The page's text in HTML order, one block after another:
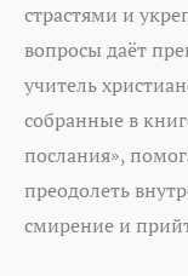
страстями и
вопросы даёт
учитель
собранные в
послания»,
преодолеть
смирение и